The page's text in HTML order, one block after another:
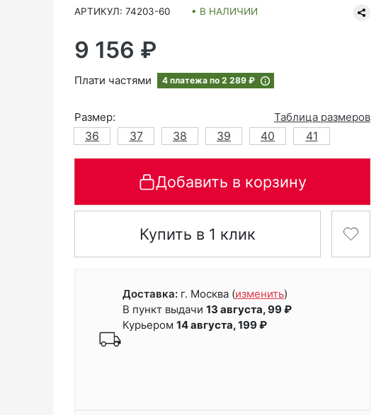
АРТИКУЛ: 74203-60 • В НАЛИЧИИ
9 156 ₽
Плати частями 4 платежа по 2 289 ₽
Размер:
Таблица размеров
36
37 38 39 40 41
Добавить в корзину
Купить в 1 клик
Доставка: г. Москва (изменить)
В пункт выдачи 13 августа, 99 ₽
Курьером 14 августа, 199 ₽